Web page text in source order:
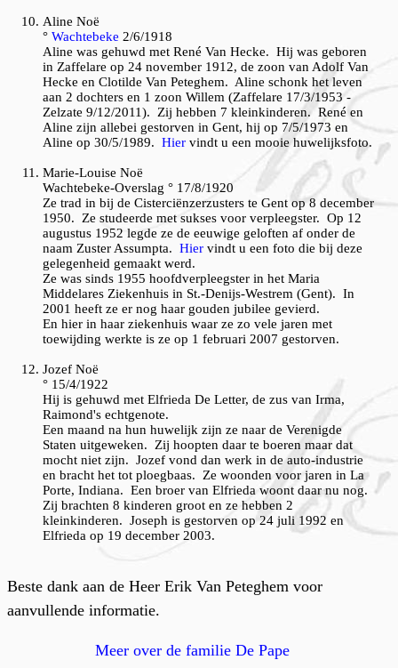
Aline Noë
° Wachtebeke 2/6/1918
Aline was gehuwd met René Van Hecke. Hij was geboren
in Zaffelare op 24 november 1912, de zoon van Adolf Van
Hecke en Clotilde Van Peteghem. Aline schonk het leven
aan 2 dochters en 1 zoon Willem (Zaffelare 17/3/1953 -
Zelzate 9/12/2011). Zij hebben 7 kleinkinderen. René en
Aline zijn allebei gestorven in Gent, hij op 7/5/1973 en
Aline op 30/5/1989. Hier vindt u een mooie huwelijksfoto.
Marie-Louise Noë
Wachtebeke-Overslag ° 17/8/1920
Ze trad in bij de Cisterciënzerzusters te Gent op 8 december
1950. Ze studeerde met sukses voor verpleegster. Op 12
augustus 1952 legde ze de eeuwige geloften af onder de
naam Zuster Assumpta. Hier vindt u een foto die bij deze
gelegenheid gemaakt werd.
Ze was sinds 1955 hoofdverpleegster in het Maria
Middelares Ziekenhuis in St.-Denijs-Westrem (Gent). In
2001 heeft ze er nog haar gouden jubilee gevierd.
En hier in haar ziekenhuis waar ze zo vele jaren met
toewijding werkte is ze op 1 februari 2007 gestorven.
Jozef Noë
° 15/4/1922
Hij is gehuwd met Elfrieda De Letter, de zus van Irma,
Raimond's echtgenote.
Een maand na hun huwelijk zijn ze naar de Verenigde
Staten uitgeweken. Zij hoopten daar te boeren maar dat
mocht niet zijn. Jozef vond dan werk in de auto-industrie
en bracht het tot ploegbaas. Ze woonden voor jaren in La
Porte, Indiana. Een broer van Elfrieda woont daar nu nog.
Zij brachten 8 kinderen groot en ze hebben 2
kleinkinderen. Joseph is gestorven op 24 juli 1992 en
Elfrieda op 19 december 2003.
Beste dank aan de Heer Erik Van Peteghem voor
aanvullende informatie.
Meer over de familie De Pape